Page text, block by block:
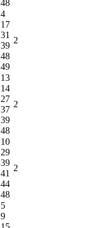
48
4
17
31
39
48
49
2
13
14
27
37
39
48
2
10
29
39
41
44
48
2
5
9